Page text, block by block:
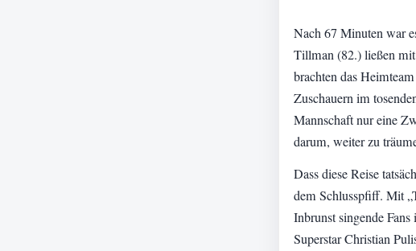
Nach 67 Minuten war
Tillman (82.) ließen
brachten das
Zuschauern im
Mannschaft nur eine
darum, weiter zu
Dass diese Reise
dem Schlusspfiff. Mit
Inbrunst singende
Superstar Christian